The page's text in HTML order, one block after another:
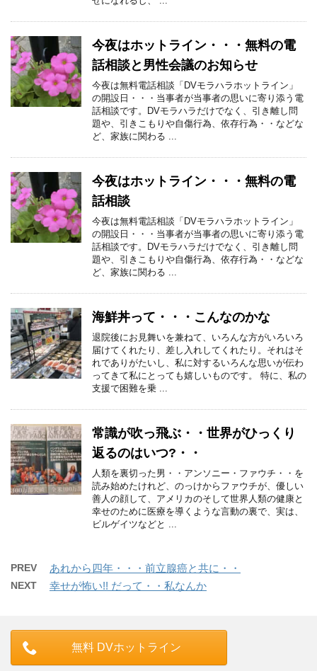
今夜はホットライン・・・無料の電
話相談と男性会議のお知らせ
今夜は無料電話相談「DVモラハラホットライン」
の開設日・・・当事者が当事者の思いに寄り添う電
話相談です。DVモラハラだけでなく、引き離し問
題や、引きこもりや自傷行為、依存行為・・などな
ど、家族に関わる ...
今夜はホットライン・・・無料の電
話相談
今夜は無料電話相談「DVモラハラホットライン」
の開設日・・・当事者が当事者の思いに寄り添う電
話相談です。DVモラハラだけでなく、引き離し問
題や、引きこもりや自傷行為、依存行為・・などな
ど、家族に関わる ...
海鮮丼って・・・こんなのかな
退院後にお見舞いを兼ねて、いろんな方がいろいろ
届けてくれたり、差し入れしてくれたり。それはそ
れでありがたいし、私に対するいろんな思いが伝わ
ってきて私にとっても嬉しいものです。 特に、私の
支援で困難を乗 ...
常識が吹っ飛ぶ・・世界がひっくり
返るのはいつ?・・
人類を裏切った男・・アンソニー・ファウチ・・を
読み始めたけれど、のっけからファウチが、優しい
善人の顔して、アメリカのそして世界人類の健康と
幸せのために医療を導くような言動の裏で、実は、
ビルゲイツなどと ...
PREV あれから四年・・・前立腺癌と共に・・
NEXT 幸せが怖い!! だって・・私なんか
無料 DVホットライン